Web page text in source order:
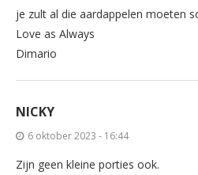
je zult al die aardappelen moeten
Love as Always
Dimario
NICKY
6 oktober 2023 - 16:44
Zijn geen kleine porties ook.